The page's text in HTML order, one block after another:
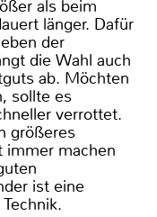
als beim
länger. Dafür
der
die Wahl auch
ab. Möchten
sollte es
verrottet.
größeres
immer machen
ist eine